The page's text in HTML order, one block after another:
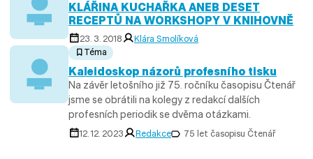
KLÁŘINA KUCHAŘKA ANEB DESET
RECEPTŮ NA WORKSHOPY V KNIHOVNĚ
23. 3. 2018
Klára Smolíková
Téma
Kaleidoskop názorů profesního tisku
Na závěr letošního již 75. ročníku časopisu Čtenář
jsme se obrátili na kolegy z redakcí dalších
profesních periodik se dvěma otázkami.
12. 12. 2023 Redakce 75 let časopisu Čtenář